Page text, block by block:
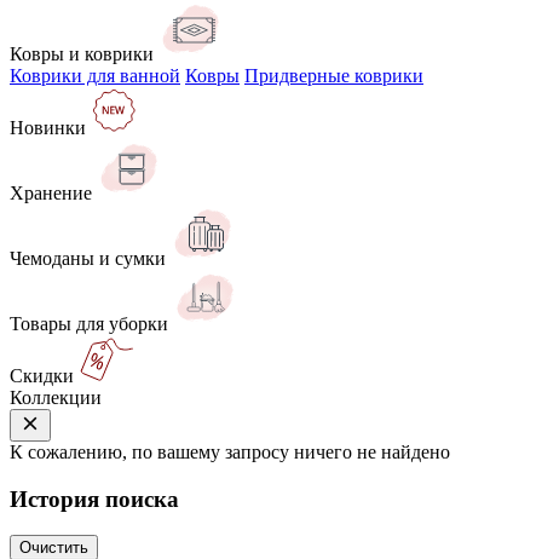
Ковры и коврики
Коврики для ванной Ковры Придверные коврики
Новинки
Хранение
Чемоданы и сумки
Товары для уборки
Скидки
Коллекции
К сожалению, по вашему запросу ничего не найдено
История поиска
Очистить